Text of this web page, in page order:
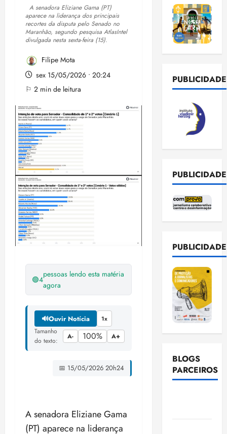
A senadora Eliziane Gama (PT)
aparece na liderança dos principais
recortes da disputa pelo Senado no
Maranhão, segundo pesquisa AtlasIntel
divulgada nesta sexta-feira (15).
Filipe Mota
sex 15/05/2026 • 20:24
⚐ 2 min de leitura
🟢4
pessoas lendo esta matéria
agora
🔊Ouvir Notícia 1x
Tamanho
do texto:
A- 100% A+
📅 15/05/2026 20h24
A senadora Eliziane Gama
(PT) aparece na liderança
PUBLICIDADE
PUBLICIDADE
PUBLICIDADE
BLOGS
PARCEIROS